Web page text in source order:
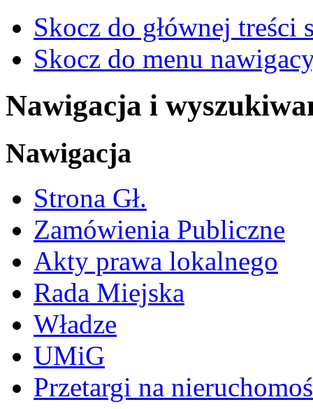
Skocz do głównej treści
Skocz do menu
Nawigacja i
Nawigacja
Strona Gł.
Zamówienia Publiczne
Akty prawa lokalnego
Rada Miejska
Władze
UMiG
Przetargi na